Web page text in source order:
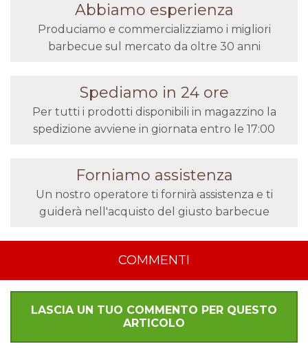
Abbiamo esperienza
Produciamo e commercializziamo i migliori
barbecue sul mercato da oltre 30 anni
Spediamo in 24 ore
Per tutti i prodotti disponibili in magazzino la
spedizione avviene in giornata entro le 17:00
Forniamo assistenza
Un nostro operatore ti fornirà assistenza e ti
guiderà nell'acquisto del giusto barbecue
COMMENTI
LASCIA UN TUO COMMENTO PER QUESTO
ARTICOLO